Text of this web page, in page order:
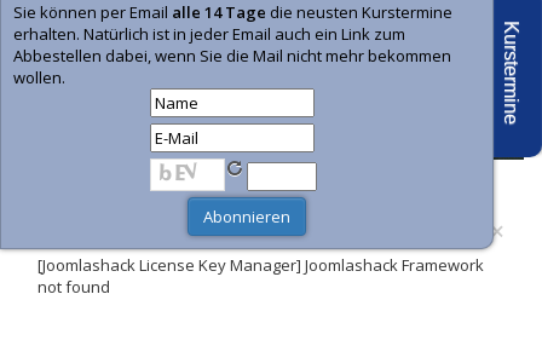
Home Kurs-Termine Kurs-Suche
×
[Joomlashack License Key Manager] Joomlashack Framework
not found
Kurstermine
Sie können per Email alle 14 Tage die neusten Kurstermine
erhalten. Natürlich ist in jeder Email auch ein Link zum
Abbestellen dabei, wenn Sie die Mail nicht mehr bekommen
wollen.